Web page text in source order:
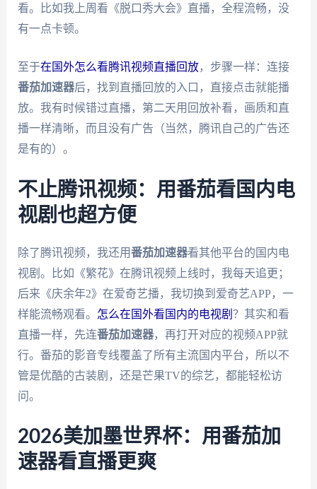
看。比如我上周看《脱口秀大会》直播，全程流畅，没
有一点卡顿。
至于在国外怎么看腾讯视频直播回放，步骤一样：连接
番茄加速器后，找到直播回放的入口，直接点击就能播
放。我有时候错过直播，第二天用回放补看，画质和直
播一样清晰，而且没有广告（当然，腾讯自己的广告还
是有的）。
不止腾讯视频：用番茄看国内电
视剧也超方便
除了腾讯视频，我还用番茄加速器看其他平台的国内电
视剧。比如《繁花》在腾讯视频上线时，我每天追更；
后来《庆余年2》在爱奇艺播，我切换到爱奇艺APP，一
样能流畅观看。 怎么在国外看国内的电视剧 ？其实和看
直播一样，先连番茄加速器，再打开对应的视频APP就
行。番茄的影音专线覆盖了所有主流国内平台，所以不
管是优酷的古装剧，还是芒果TV的综艺，都能轻松访
问。
2026美加墨世界杯：用番茄加
速器看直播更爽